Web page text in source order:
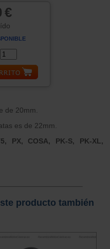
€
de 20mm.
es de 22mm.
PX, COSA, PK-S, PK-XL,
producto también